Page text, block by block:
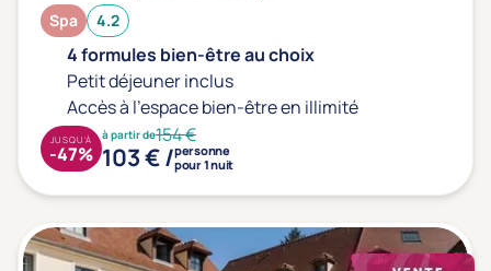
Spa 4.2
4 formules bien-être au choix
Petit déjeuner inclus
Accès à l'espace bien-être en illimité
à partir de154 €
103 € /personne
pour 1 nuit
JUSQU'À
-47%